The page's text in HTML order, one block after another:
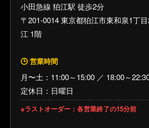
小田急線 狛江駅 徒歩2分
〒201-0014 東京都狛江市東和泉1丁
江 1階
🕒 営業時間
月〜土：11:00～15:00 ／ 18:00～
定休日：日曜日
※ラストオーダー：各営業終了の15分前